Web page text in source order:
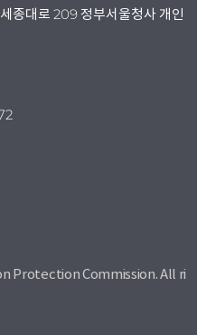
종대로 209 정부서울청사 개인
Protection Commission. All ri